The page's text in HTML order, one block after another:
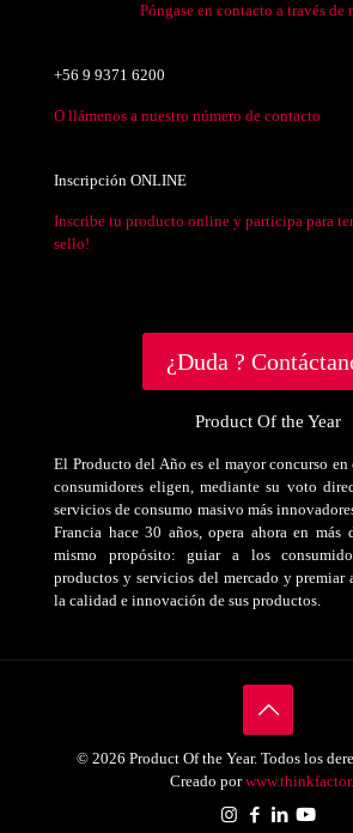
Póngase en contacto a través de
+56 9 9371 6200
O llámenos a nuestro número de contacto
Inscripción ONLINE
Inscribe tu producto online y participa para
sello!
¿Duda ?
Product Of the Year
El Producto del Año es el mayor concurso
consumidores eligen, mediante su voto
servicios de consumo masivo más
Francia hace 30 años, opera ahora en más
mismo propósito: guiar a los
productos y servicios del mercado y premiar
la calidad e innovación de sus productos.
© 2026 Product Of the Year. Todos los
Creado por